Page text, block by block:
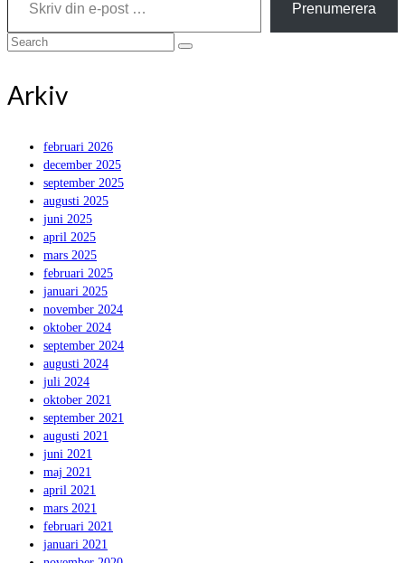
Prenumerera
Search
Arkiv
februari 2026
december 2025
september 2025
augusti 2025
juni 2025
april 2025
mars 2025
februari 2025
januari 2025
november 2024
oktober 2024
september 2024
augusti 2024
juli 2024
oktober 2021
september 2021
augusti 2021
juni 2021
maj 2021
april 2021
mars 2021
februari 2021
januari 2021